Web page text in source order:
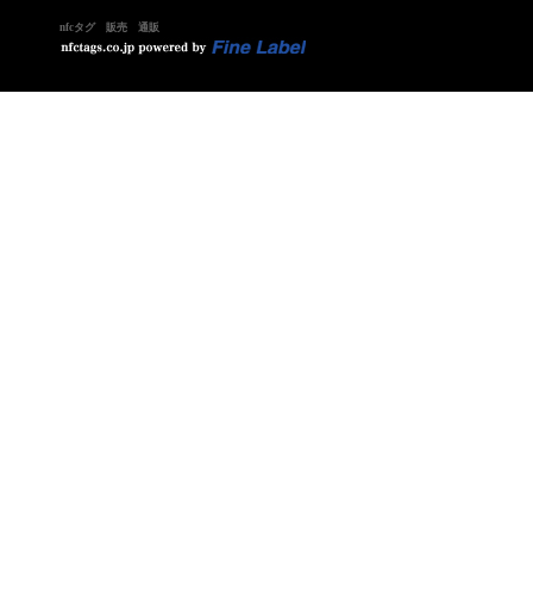
nfcタグ 販売 通販